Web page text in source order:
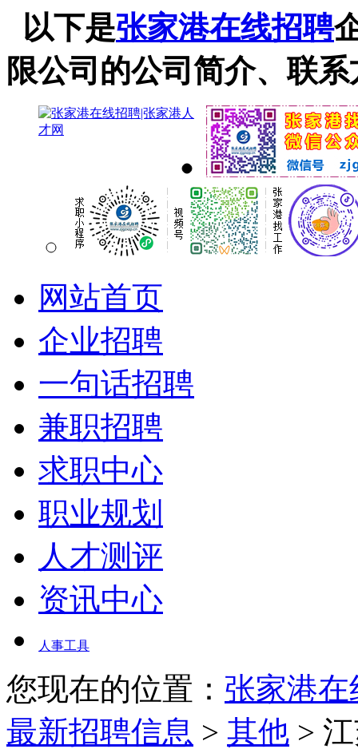
以下是张家港在线招聘
限公司的公司简介、联
网站首页
企业招聘
一句话招聘
兼职招聘
求职中心
职业规划
人才测评
资讯中心
人事工具
您现在的位置： 张家港
最新招聘信息 > 其他 >